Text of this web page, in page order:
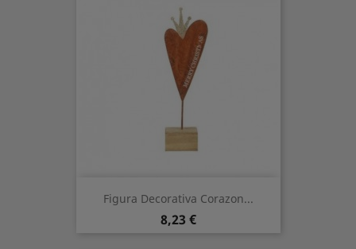
Figura Decorativa Corazon...
Prezzo
8,23 €